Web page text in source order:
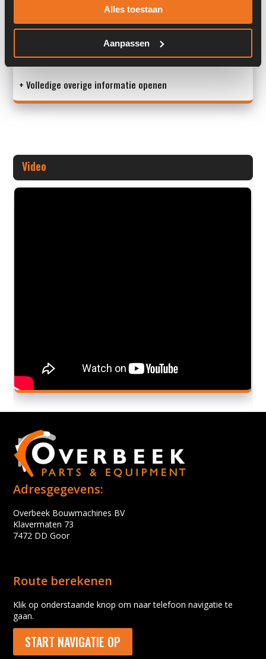
Alles toestaan
Aanpassen
S/N: -
Ma
+ Volledige overige informatie openen
Video
Adresgegevens:
Overbeek Bouwmachines BV
Klavermaten 73
7472 DD Goor
Route berekenen
Klik op onderstaande knop om naar telefoon navigatie te
gaan.
START NAVIGATIE OP